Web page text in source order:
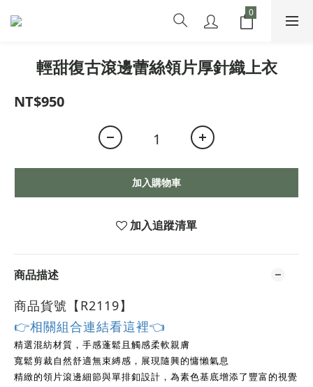
輕甜復古滾邊蕾絲領片厚針織上衣
NT$950
加入購物車
加入追蹤清單
商品描述
商品貨號【R2119】
👉相關組合連結看這裡👈
精選混紡材質，手感蓬鬆且觸感柔軟親膚
寬鬆剪裁自然舒適無束縛感，展現隨興的慵懶氣息
精緻的領片滾邊細節與單排釦設計，為素色基底增添了豐富的視覺